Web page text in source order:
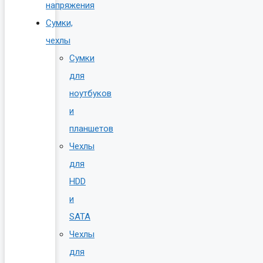
напряжения
Сумки,
чехлы
Сумки
для
ноутбуков
и
планшетов
Чехлы
для
HDD
и
SATA
Чехлы
для